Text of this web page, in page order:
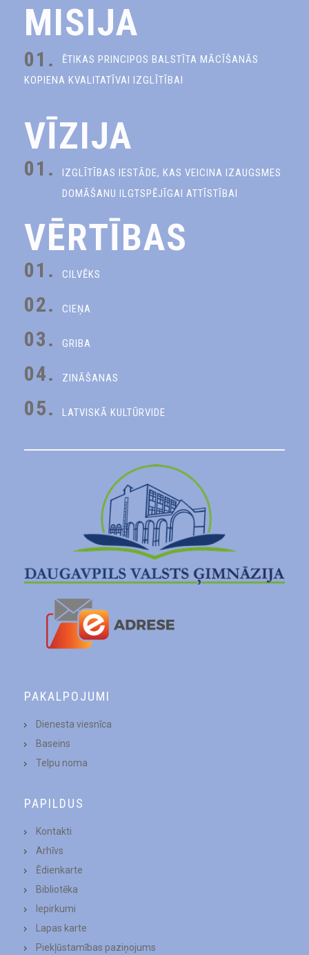
MISIJA
01.
ĒTIKAS PRINCIPOS BALSTĪTA MĀCĪŠANĀS
KOPIENA KVALITATĪVAI IZGLĪTĪBAI
VĪZIJA
01.
IZGLĪTĪBAS IESTĀDE, KAS VEICINA IZAUGSMES
DOMĀŠANU ILGTSPĒJĪGAI ATTĪSTĪBAI
VĒRTĪBAS
01. CILVĒKS
02. CIEŅA
03. GRIBA
04. ZINĀŠANAS
05. LATVISKĀ KULTŪRVIDE
PAKALPOJUMI
Dienesta viesnīca
Baseins
Telpu noma
PAPILDUS
Kontakti
Arhīvs
Ēdienkarte
Bibliotēka
Iepirkumi
Lapas karte
Piekļūstamības paziņojums